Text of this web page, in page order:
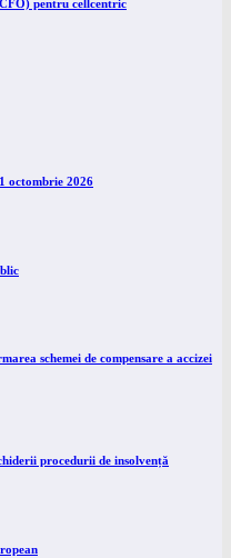
pentru cellcentric
octombrie 2026
schemei de compensare a accizei
procedurii de insolvență